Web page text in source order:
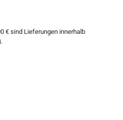
€ sind Lieferungen innerhalb